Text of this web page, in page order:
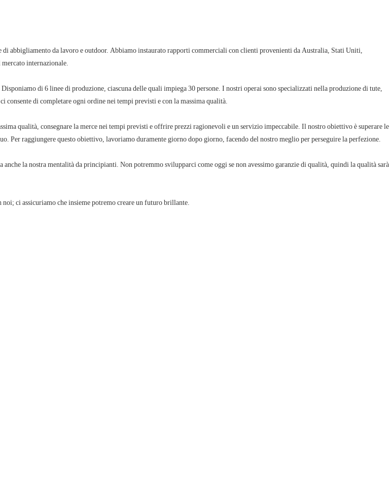
internazionale.
di completare ogni ordine nei tempi previsti e con la massima qualità.
Per raggiungere questo obiettivo, lavoriamo duramente giorno dopo giorno, facendo del nostro meglio per perseguire la perfezione.
ci assicuriamo che insieme potremo creare un futuro brillante.